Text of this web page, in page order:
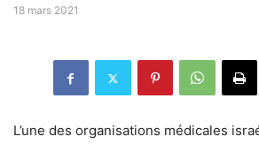
18 mars 2021
L’une des organisations médicales